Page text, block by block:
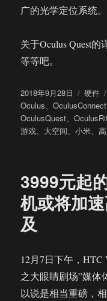
广的光学定位系统。
关于Oculus Quest
等等吧。
发
布
于
2018年9月28日
分
类
硬件
Oculus、OculusConnect
OculusQuest、
游戏、 大空间、小米、
3999元起
机或将加
及
12月7日下午，
之大眼睛剧场”媒体
以说是相当重磅，